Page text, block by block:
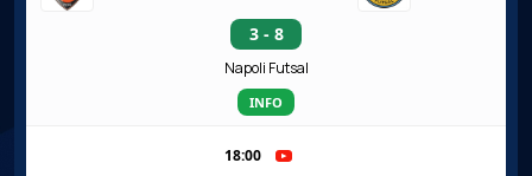
3 - 8
Napoli Futsal
INFO
18:00